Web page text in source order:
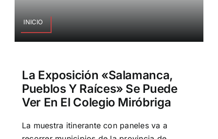
INICIO
La Exposición «Salamanca,
Pueblos Y Raíces» Se Puede
Ver En El Colegio Miróbriga
La muestra itinerante con paneles va a